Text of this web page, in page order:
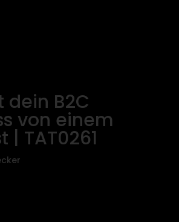
dein B2C
von einem
| TAT0261